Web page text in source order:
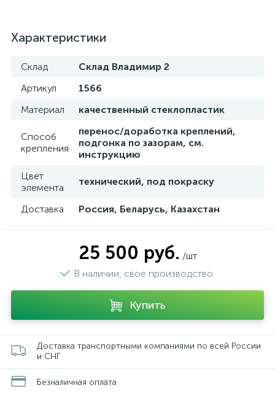
Характеристики
Склад
Склад Владимир 2
Артикул
1566
Материал
качественный стеклопластик
Способ
крепления
перенос/доработка креплений,
подгонка по зазорам, см.
инструкцию
Цвет
элемента
технический, под покраску
Доставка Россия, Беларусь, Казахстан
25 500 руб. /шт
В наличии, свое производство
Купить
Доставка транспортными компаниями по всей России
и СНГ
Безналичная оплата